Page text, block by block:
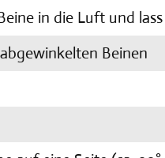
in die Luft und
Beinen